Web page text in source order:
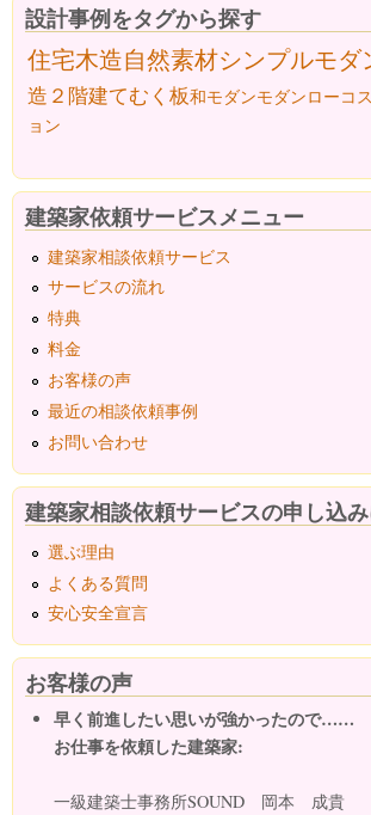
設計事例をタグから探す
住宅木造自然素材シンプルモダ
造２階建てむく板和モダンモダンローコ
ョン
建築家依頼サービスメニュー
建築家相談依頼サービス
サービスの流れ
特典
料金
お客様の声
最近の相談依頼事例
お問い合わせ
建築家相談依頼サービスの申し込
選ぶ理由
よくある質問
安心安全宣言
お客様の声
早く前進したい思いが強かったので……
お仕事を依頼した建築家:
一級建築士事務所SOUND 岡本 成貴